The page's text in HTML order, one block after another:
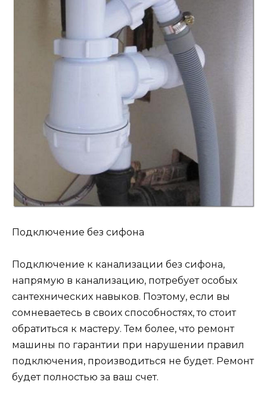
Подключение без сифона
Подключение к канализации без сифона,
напрямую в канализацию, потребует особых
сантехнических навыков. Поэтому, если вы
сомневаетесь в своих способностях, то стоит
обратиться к мастеру. Тем более, что ремонт
машины по гарантии при нарушении правил
подключения, производиться не будет. Ремонт
будет полностью за ваш счет.